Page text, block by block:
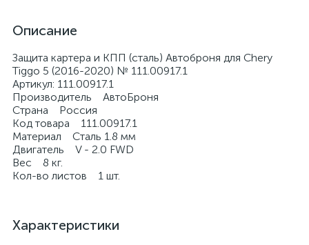
Описание
Защита картера и КПП (сталь) Автоброня для Chery
Tiggo 5 (2016-2020) № 111.00917.1
Артикул: 111.00917.1
Производитель АвтоБроня
Страна Россия
Код товара 111.00917.1
Материал Сталь 1.8 мм
Двигатель V - 2.0 FWD
Вес 8 кг.
Кол-во листов 1 шт.
Характеристики